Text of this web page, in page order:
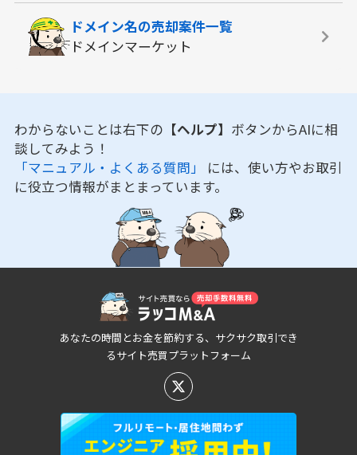
ドメイン名の売却案件一覧
ドメインマーケット
わからないことは右下の 【ヘルプ】 ボタンからAIに相
談してみよう！
「マニュアル・よくある質問」 には、使い方やお取引
に役立つ情報がまとまっています。
あなたの時間とお金を節約する、サクサク取引でき
るサイト売買プラットフォーム